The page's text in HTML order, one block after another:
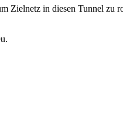
in diesen Tunnel zu